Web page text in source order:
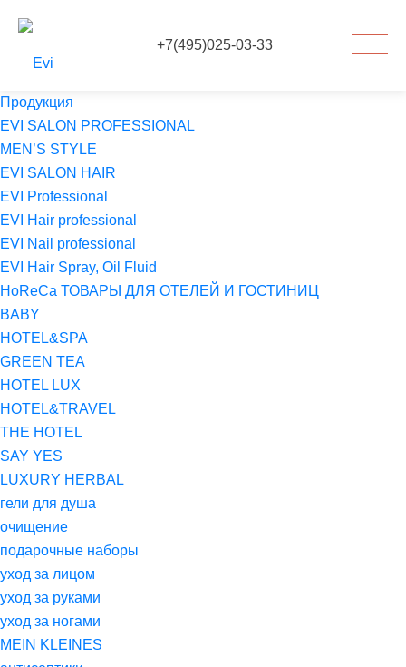
+7(495)025-03-33
Продукция
EVI SALON PROFESSIONAL
MEN’S STYLE
EVI SALON HAIR
EVI Professional
EVI Hair professional
EVI Nail professional
EVI Hair Spray, Oil Fluid
HoReCa ТОВАРЫ ДЛЯ ОТЕЛЕЙ И ГОСТИНИЦ
BABY
HOTEL&SPA
GREEN TEA
HOTEL LUX
HOTEL&TRAVEL
THE HOTEL
SAY YES
LUXURY HERBAL
гели для душа
очищение
подарочные наборы
уход за лицом
уход за руками
уход за ногами
MEIN KLEINES